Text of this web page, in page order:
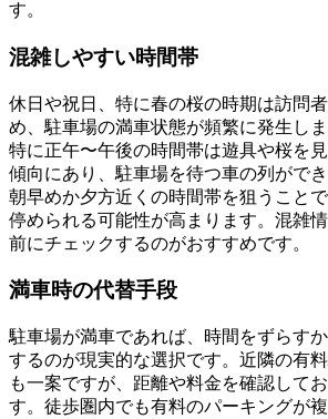
す。
混雑しやすい時間帯
休日や祝日、特に春の桜の時期は訪問
め、駐車場の満車状態が頻繁に発生しま
特に正午〜午後の時間帯は遊具や桜を
傾向にあり、駐車場を待つ車の列がで
朝早めか夕方近くの時間帯を狙うこと
停められる可能性が高まります。混雑
前にチェックするのがおすすめです。
満車時の代替手段
駐車場が満車であれば、時間をずらす
するのが現実的な選択です。近隣の有
も一案ですが、距離や料金を確認して
す。徒歩圏内でも有料のパーキングが